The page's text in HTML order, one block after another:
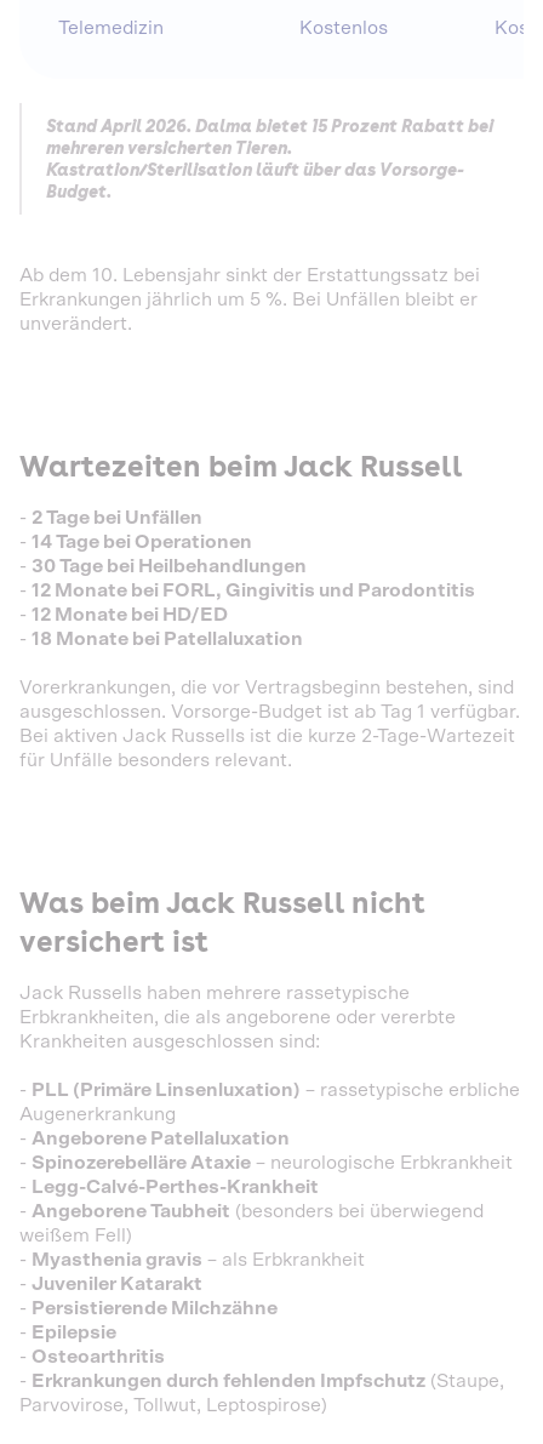
Telemedizin Kostenlos
Stand April 2026. Dalma bietet 15 Prozent Rabatt bei
mehreren versicherten Tieren.
Kastration/Sterilisation läuft über das Vorsorge-
Budget.
Ab dem 10. Lebensjahr sinkt der Erstattungssatz bei
Erkrankungen jährlich um 5 %. Bei Unfällen bleibt er
unverändert.
Wartezeiten beim Jack Russell
- 2 Tage bei Unfällen
- 14 Tage bei Operationen
- 30 Tage bei Heilbehandlungen
- 12 Monate bei FORL, Gingivitis und Parodontitis
- 12 Monate bei HD/ED
- 18 Monate bei Patellaluxation
Vorerkrankungen, die vor Vertragsbeginn bestehen, sind
ausgeschlossen. Vorsorge-Budget ist ab Tag 1 verfügbar.
Bei aktiven Jack Russells ist die kurze 2-Tage-Wartezeit
für Unfälle besonders relevant.
Was beim Jack Russell nicht
versichert ist
Jack Russells haben mehrere rassetypische
Erbkrankheiten, die als angeborene oder vererbte
Krankheiten ausgeschlossen sind:
- PLL (Primäre Linsenluxation) – rassetypische erbliche
Augenerkrankung
- Angeborene Patellaluxation
- Spinozerebelläre Ataxie – neurologische Erbkrankheit
- Legg-Calvé-Perthes-Krankheit
- Angeborene Taubheit (besonders bei überwiegend
weißem Fell)
- Myasthenia gravis – als Erbkrankheit
- Juveniler Katarakt
- Persistierende Milchzähne
- Epilepsie
- Osteoarthritis
- Erkrankungen durch fehlenden Impfschutz (Staupe,
Parvovirose, Tollwut, Leptospirose)